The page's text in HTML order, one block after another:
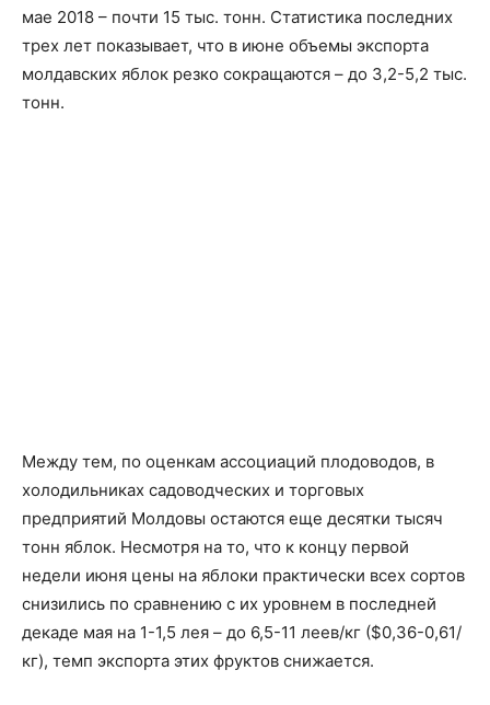
мае 2018 – почти 15 тыс. тонн. Статистика последних
трех лет показывает, что в июне объемы экспорта
молдавских яблок резко сокращаются – до 3,2-5,2 тыс.
тонн.
Между тем, по оценкам ассоциаций плодоводов, в
холодильниках садоводческих и торговых
предприятий Молдовы остаются еще десятки тысяч
тонн яблок. Несмотря на то, что к концу первой
недели июня цены на яблоки практически всех сортов
снизились по сравнению с их уровнем в последней
декаде мая на 1-1,5 лея – до 6,5-11 леев/кг ($0,36-0,61/
кг), темп экспорта этих фруктов снижается.